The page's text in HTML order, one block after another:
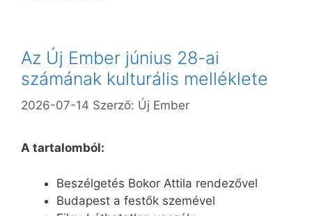
Az Új Ember június 28-ai
számának kulturális melléklete
2026-07-14 Szerző: Új Ember
A tartalomból:
Beszélgetés Bokor Attila rendezővel
Budapest a festők szemével